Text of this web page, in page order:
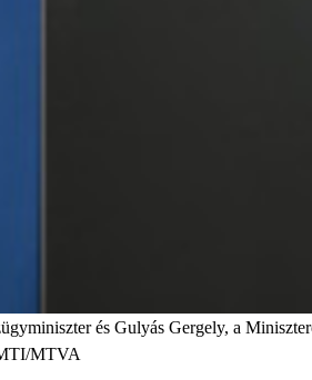
és Gulyás Gergely, a
MTVA